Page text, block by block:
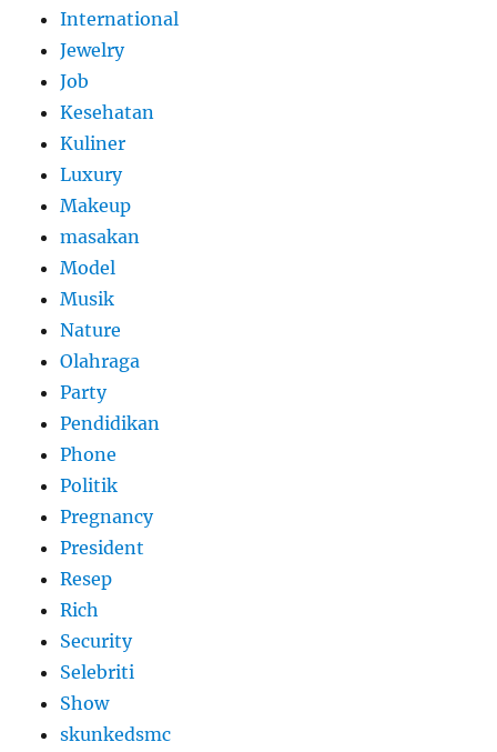
International
Jewelry
Job
Kesehatan
Kuliner
Luxury
Makeup
masakan
Model
Musik
Nature
Olahraga
Party
Pendidikan
Phone
Politik
Pregnancy
President
Resep
Rich
Security
Selebriti
Show
skunkedsmc